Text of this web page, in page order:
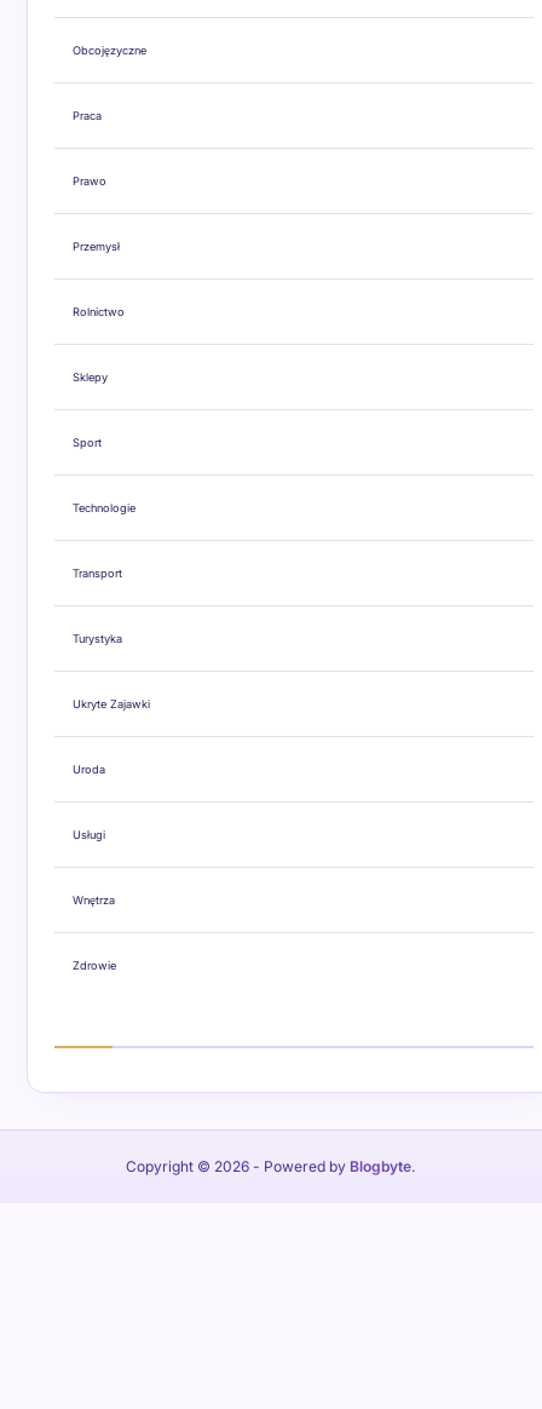
Obcojęzyczne
Praca
Prawo
Przemysł
Rolnictwo
Sklepy
Sport
Technologie
Transport
Turystyka
Ukryte Zajawki
Uroda
Usługi
Wnętrza
Zdrowie
Copyright © 2026 - Powered by Blogbyte.